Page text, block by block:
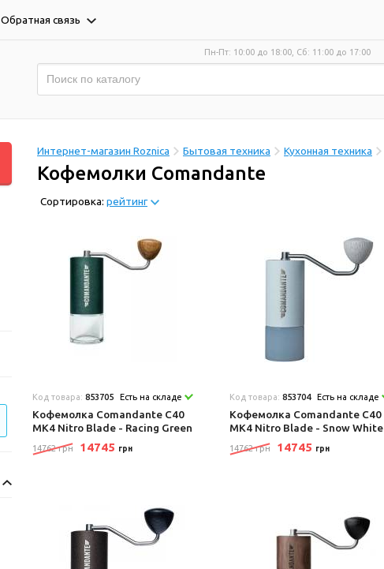
Обратная связь
Пн-Пт: 10:00 до 18:00, Сб: 11:00 до 17:00
Интернет-магазин Roznica Бытовая техника Кухонная техника
Кофемолки Comandante
Сортировка: рейтинг
Код товара: 853705 Есть на складе
Кофемолка Comandante C40
MK4 Nitro Blade - Racing Green
14762 грн 14745 грн
Код товара: 853704 Есть на складе
Кофемолка Comandante C40
MK4 Nitro Blade - Snow White
14762 грн 14745 грн